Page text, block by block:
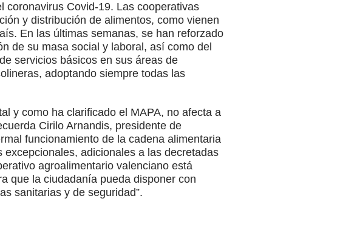
coronavirus Covid-19. Las cooperativas
y distribución de alimentos, como vienen
En las últimas semanas, se han reforzado
de su masa social y laboral, así como del
servicios básicos en sus áreas de
adoptando siempre todas las
y como ha clarificado el MAPA, no afecta a
Cirilo Arnandis, presidente de
funcionamiento de la cadena alimentaria
adicionales a las decretadas
agroalimentario valenciano está
que la ciudadanía pueda disponer con
sanitarias y de seguridad”.